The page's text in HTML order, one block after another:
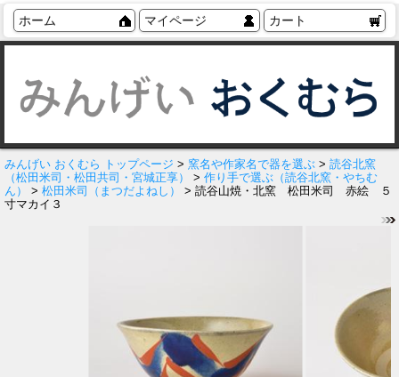
ホーム マイページ カート
みんげい おくむら トップページ > 窯名や作家名で器を選ぶ > 読谷北窯
（松田米司・松田共司・宮城正享）
> 作り手で選ぶ（読谷北窯・やちむ
ん）
> 松田米司（まつだよねし）
> 読谷山焼・北窯 松田米司 赤絵 ５
寸マカイ３